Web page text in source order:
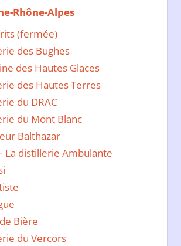
Rhône-Alpes
(fermée)
des Bughes
des Hautes Glaces
des Hautes Terres
du DRAC
du Mont Blanc
Balthazar
La distillerie Ambulante
Bière
du Vercors